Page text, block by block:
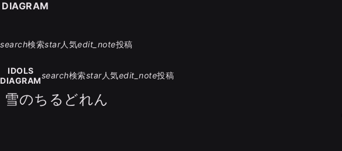
search検索star人気edit_note投稿
IDOLS
DIAGRAM
search検索star人気edit_note投稿
雪のちるどれん